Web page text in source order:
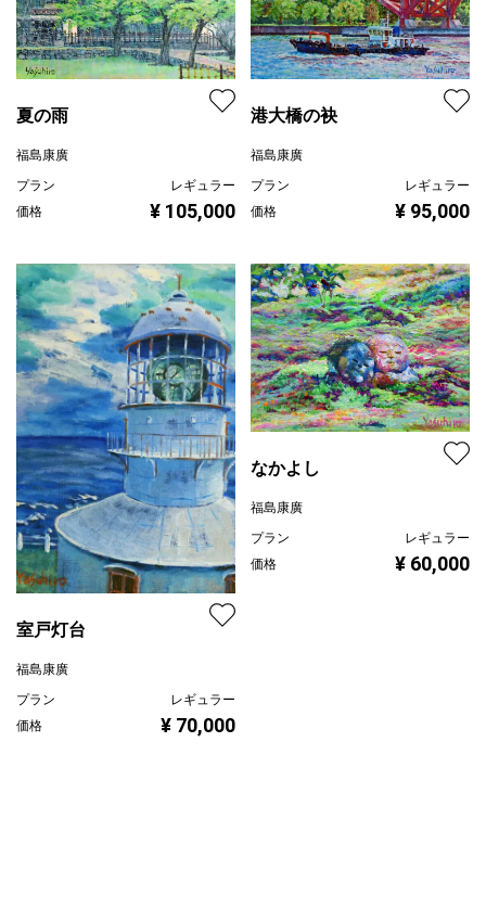
夏の雨
福島康廣
プラン
レギュラー
価格
¥ 105,000
港大橋の袂
福島康廣
プラン
レギュラー
価格
¥ 95,000
室戸灯台
福島康廣
プラン
レギュラー
価格
¥ 70,000
なかよし
福島康廣
プラン
レギュラー
価格
¥ 60,000